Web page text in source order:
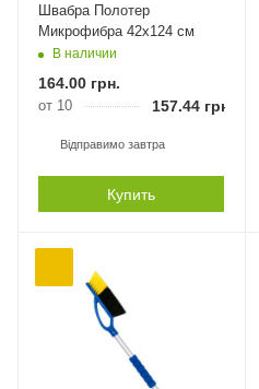
Швабра Полотер
Микрофибра 42х124 см
В наличии
164.00 грн.
от 10 157.44 грн.
Відправимо завтра
Купить